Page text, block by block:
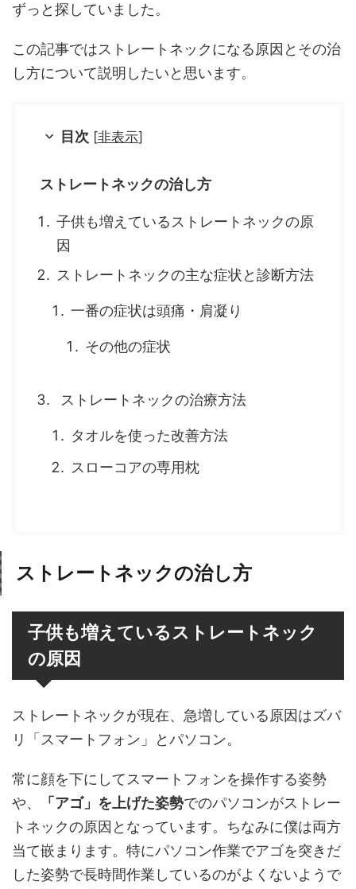
ずっと探していました。
この記事ではストレートネックになる原因とその治
し方について説明したいと思います。
目次 [非表示]
ストレートネックの治し方
子供も増えているストレートネックの原
因
ストレートネックの主な症状と診断方法
一番の症状は頭痛・肩凝り
その他の症状
ストレートネックの治療方法
タオルを使った改善方法
スローコアの専用枕
ストレートネックの治し方
子供も増えているストレートネック
の原因
ストレートネックが現在、急増している原因はズバ
リ「スマートフォン」とパソコン。
常に顔を下にしてスマートフォンを操作する姿勢
や、
「アゴ」を上げた姿勢でのパソコンがストレー
トネックの原因となっています。ちなみに僕は両方
当て嵌まります。特にパソコン作業でアゴを突きだ
した姿勢で長時間作業しているのがよくないようで